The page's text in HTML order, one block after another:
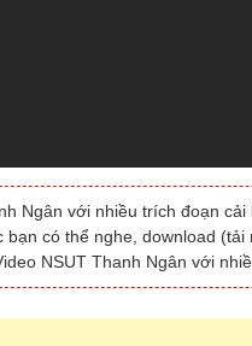
Ngân với nhiều trích đoạn
bạn có thể nghe, download
NSUT Thanh Ngân với